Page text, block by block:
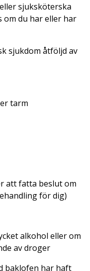
sjuksköterska
om du har eller har
sjukdom åtföljd av
tarm
att fatta beslut om
för dig)
alkohol eller om
av droger
baklofen har haft